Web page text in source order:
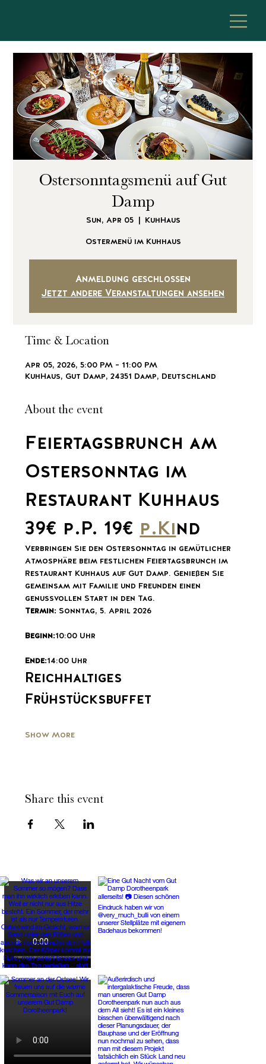
Ostersonntagsmenü auf Gut
Damp
Sun, Apr 05
  |
KuhHaus
Ostermenü im Kuhhaus
Anmeldung geschlossen
Jetzt andere Veranstaltungen ansehen
Time & Location
Apr 05, 2026, 5:00 PM – 11:00 PM
KuhHaus, Gut Damp, 24351 Damp, Deutschland
About the event
Feiertagsbrunch am
Ostersonntag im
Restaurant Kuhhaus
39€ p.P. 19€ p.Kind
Verbringen Sie den Ostersonntag in gemütlicher
Atmosphäre beim festlichen Feiertagsbrunch im
Restaurant Kuhhaus auf Gut Damp. Genießen Sie
gemeinsam mit Familie und Freunden einen
genussvollen Start in den Tag.
Termin: Sonntag, 5. April 2026
Beginn:10:00 Uhr
Ende:14:00 Uhr
Reichhaltiges
Frühstücksbuffet
Show More
Share this event